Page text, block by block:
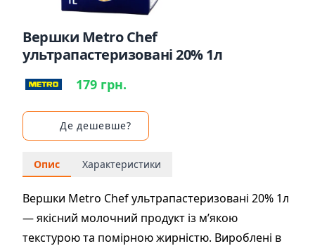
Вершки Metro Chef
ультрапастеризовані 20% 1л
179 грн.
Де дешевше?
Опис Характеристики
Вершки Metro Chef ультрапастеризовані 20% 1л
— якісний молочний продукт із м’якою
текстурою та помірною жирністю. Вироблені в